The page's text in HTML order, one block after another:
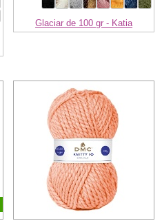
Glaciar de 100 gr - Katia